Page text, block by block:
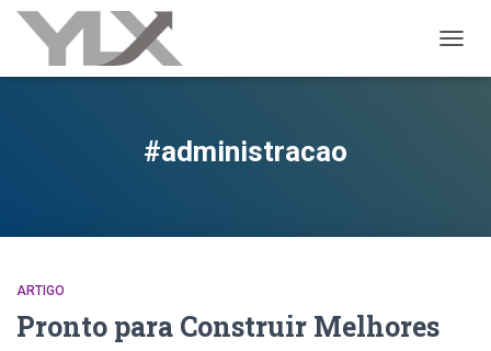
#administracao
ARTIGO
Pronto para Construir Melhores